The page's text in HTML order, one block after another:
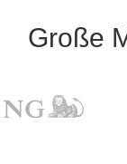
Große